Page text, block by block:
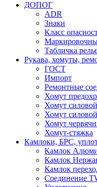
ДОПОГ
ADR
Знаки
Класс
Табличка
Рукава, хомуты,
ГОСТ
Импорт
Ремонтные
Хомут
Хомут
Хомут
Хомут
Хомут-стяжка
Камлоки, БРС,
Камлок
Камлок
Камлок
Соединение